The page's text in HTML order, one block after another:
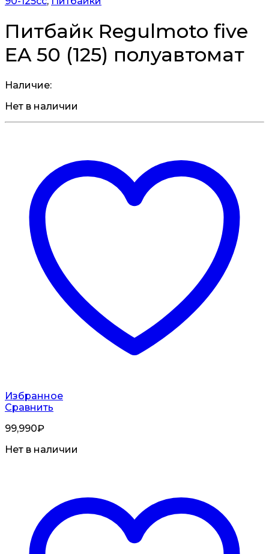
Питбайк Regulmoto five
EA 50 (125) полуавтомат
Наличие:
Нет в наличии
Избранное
Сравнить
99,990₽
Нет в наличии